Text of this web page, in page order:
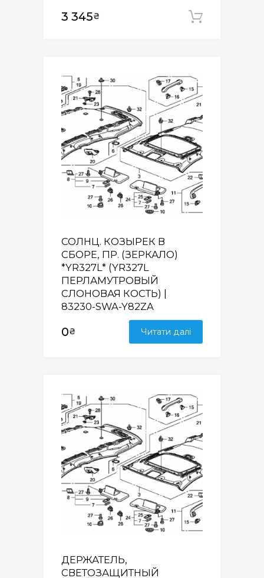
3 345₴
СОЛНЦ. КОЗЫРЕК В
СБОРЕ, ПР. (ЗЕРКАЛО)
*YR327L* (YR327L
ПЕРЛАМУТРОВЫЙ
СЛОНОВАЯ КОСТЬ) |
83230-SWA-Y82ZA
0₴ Читати далі
ДЕРЖАТЕЛЬ,
СВЕТОЗАЩИТНЫЙ